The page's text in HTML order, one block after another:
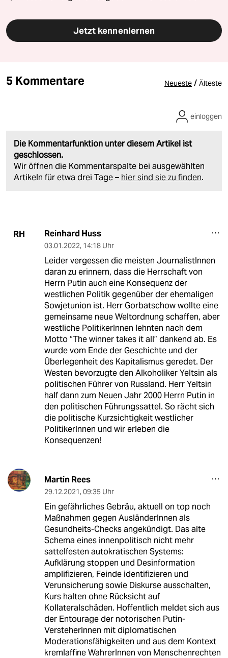
Jetzt kennenlernen
5 Kommentare Neueste / Älteste
Die Kommentarfunktion unter diesem Artikel ist
geschlossen.
Wir öffnen die Kommentarspalte bei ausgewählten
Artikeln für etwa drei Tage – hier sind sie zu finden.
einloggen
RH Reinhard Huss
03.01.2022, 14:18 Uhr
Leider vergessen die meisten JournalistInnen
daran zu erinnern, dass die Herrschaft von
Herrn Putin auch eine Konsequenz der
westlichen Politik gegenüber der ehemaligen
Sowjetunion ist. Herr Gorbatschow wollte eine
gemeinsame neue Weltordnung schaffen, aber
westliche PolitikerInnen lehnten nach dem
Motto “The winner takes it all” dankend ab. Es
wurde vom Ende der Geschichte und der
Überlegenheit des Kapitalismus geredet. Der
Westen bevorzugte den Alkoholiker Yeltsin als
politischen Führer von Russland. Herr Yeltsin
half dann zum Neuen Jahr 2000 Herrn Putin in
den politischen Führungssattel. So rächt sich
die politische Kurzsichtigkeit westlicher
PolitikerInnen und wir erleben die
Konsequenzen!
Martin Rees
29.12.2021, 09:35 Uhr
Ein gefährliches Gebräu, aktuell on top noch
Maßnahmen gegen AusländerInnen als
Gesundheits-Checks angekündigt. Das alte
Schema eines innenpolitisch nicht mehr
sattelfesten autokratischen Systems:
Aufklärung stoppen und Desinformation
amplifizieren, Feinde identifizieren und
Verunsicherung sowie Diskurse ausschalten,
Kurs halten ohne Rücksicht auf
Kollateralschäden. Hoffentlich meldet sich aus
der Entourage der notorischen Putin-
VersteherInnen mit diplomatischen
Moderationsfähigkeiten und aus dem Kontext
kremlaffine WahrerInnen von Menschenrechten